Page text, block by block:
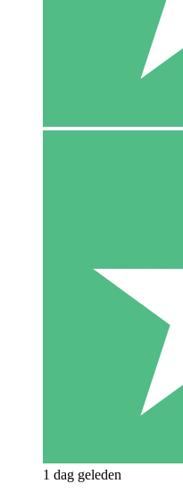
1 dag geleden